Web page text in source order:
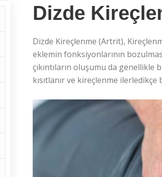
Dizde
Dizde Kireçlenme (Artrit),
eklemin fonksiyonlarının
çıkıntıların oluşumu da
kısıtlanır ve kireçlenme